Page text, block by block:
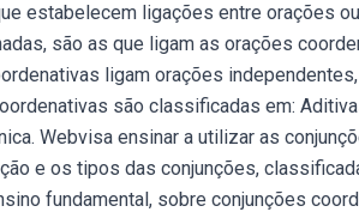
estabelecem ligações entre orações
são as que ligam as orações
ligam orações
são classificadas em:
Webvisa ensinar a utilizar as
e os tipos das conjunções,
fundamental, sobre conjunções